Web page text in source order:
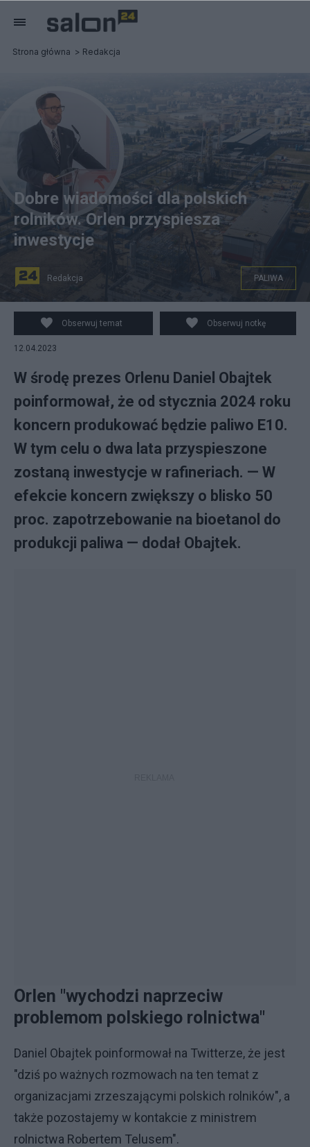
Strona główna Redakcja
Daniel Obajtek zapowiedział przyspieszenie inwestycji
w rafineriach, dzięki czemu od przyszłego roku Orlen
będzie mógł produkować paliwo E10. (fot. Facebook)
Dobre wiadomości dla polskich
rolników. Orlen przyspiesza
inwestycje
Redakcja PALIWA
Obserwuj temat Obserwuj notkę
12.04.2023
W środę prezes Orlenu Daniel Obajtek
poinformował, że od stycznia 2024 roku
koncern produkować będzie paliwo E10.
W tym celu o dwa lata przyspieszone
zostaną inwestycje w rafineriach. — W
efekcie koncern zwiększy o blisko 50
proc. zapotrzebowanie na bioetanol do
produkcji paliwa — dodał Obajtek.
Orlen "wychodzi naprzeciw
problemom polskiego rolnictwa"
Daniel Obajtek poinformował na Twitterze, że jest
"dziś po ważnych rozmowach na ten temat z
organizacjami zrzeszającymi polskich rolników", a
także pozostajemy w kontakcie z ministrem
rolnictwa Robertem Telusem".